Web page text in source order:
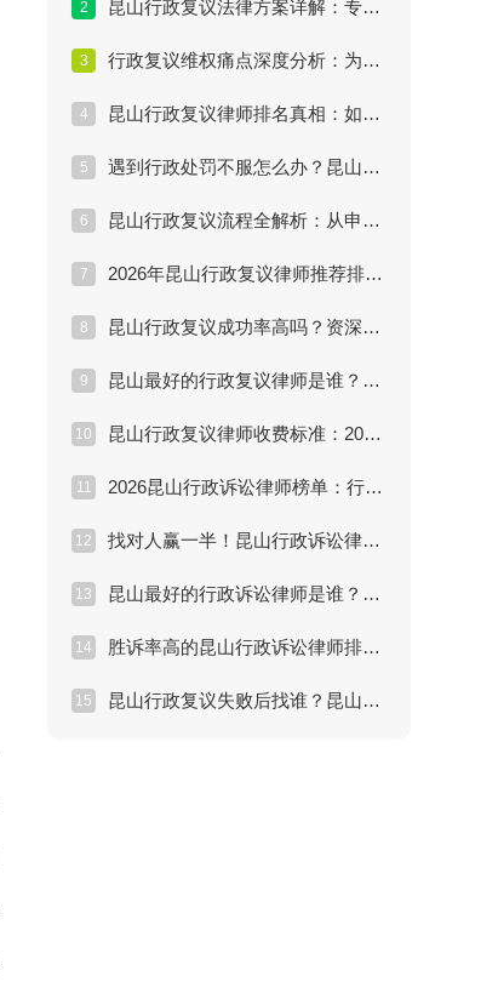
2 昆山行政复议法律方案详解：专业律师如何实现“民告官”
3 行政复议维权痛点深度分析：为什么自己申诉容易失败？
4 昆山行政复议律师排名真相：如何找到真正懂行的律师？
5 遇到行政处罚不服怎么办？昆山最厉害的行政复议律师支招
6 昆山行政复议流程全解析：从申请到拿结果要多久？
7 2026年昆山行政复议律师推荐排行：丁华律师为何上榜
8 昆山行政复议成功率高吗？资深律师揭秘提升胜算关键
9 昆山最好的行政复议律师是谁？教你三招辨别真假专家
10 昆山行政复议律师收费标准：2026年最新行情与避坑指南
11 2026昆山行政诉讼律师榜单：行政复议与诉讼维权方案详解
12 找对人赢一半！昆山行政诉讼律师推荐：解决行政纠纷的专家
13 昆山最好的行政诉讼律师是谁？解决行政处罚纠纷痛点分析
14 胜诉率高的昆山行政诉讼律师排名：如何评估律师处理效果？
15 昆山行政复议失败后找谁？昆山懂行政诉讼的律师深度解析